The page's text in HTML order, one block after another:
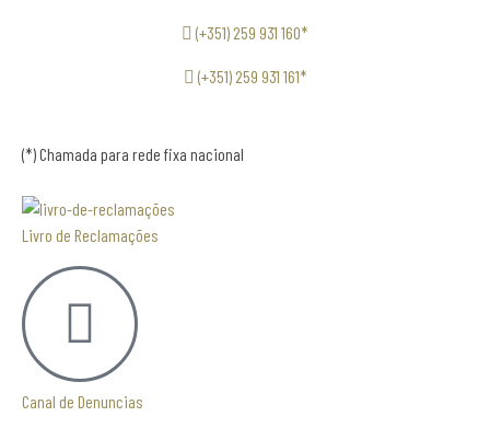
(+351) 259 931 160*
(+351) 259 931 161*
(*) Chamada para rede fixa nacional
Livro de Reclamações
Canal de Denuncias